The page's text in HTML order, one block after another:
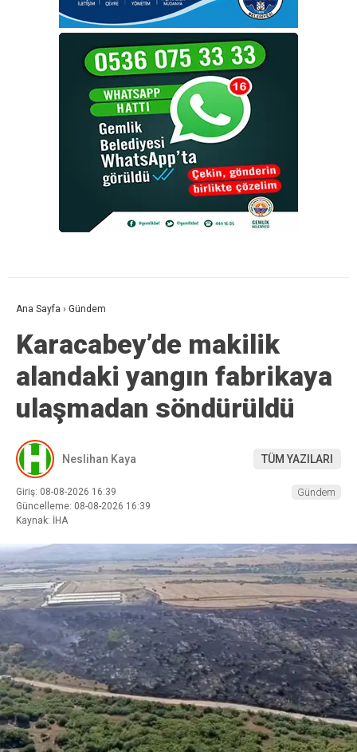
Ana Sayfa › Gündem
Karacabey’de makilik
alandaki yangın fabrikaya
ulaşmadan söndürüldü
Neslihan Kaya TÜM YAZILARI
Giriş: 08-08-2026 16:39
Güncelleme: 08-08-2026 16:39
Kaynak: İHA
Gündem